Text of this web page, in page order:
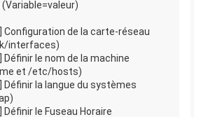
Configuration de la carte-réseau
interfaces)
Définir le nom de la machine
et /etc/hosts)
Définir la langue du systèmes
Définir le Fuseau Horaire